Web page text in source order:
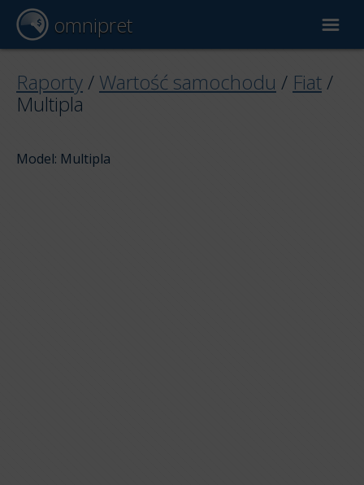
omnipret
Wycena samochodu
Raporty / Wartość samochodu / Fiat /
Multipla
Model: Multipla